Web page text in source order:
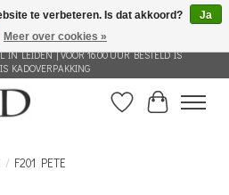
100 EURO | ALLES IN DEZE WEBSHOP IS
IN LEIDEN | VOOR 16.00 UUR BESTELD IS
KADOVERPAKKING
Verlanglijst
/ F201 PETE
te verbeteren. Is dat akkoord?
Ja
Meer over cookies »